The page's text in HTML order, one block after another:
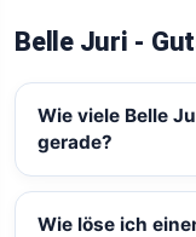
Belle Juri -
Wie viele Belle
gerade?
Wie löse ich